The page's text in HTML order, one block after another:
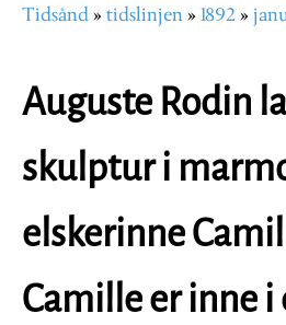
Navigasjonssti
Tidsånd tidslinjen 1892
Auguste Rodin
skulptur i
elskerinne
Camille er inne i